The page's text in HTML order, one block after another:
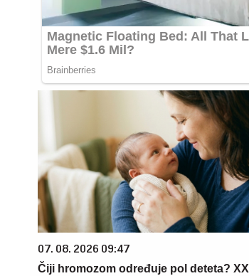
07. 08. 2026 09:47
Čiji hromozom određuje pol deteta? XX